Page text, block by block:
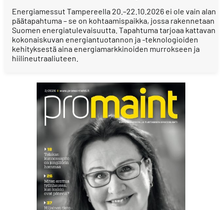
Energiamessut Tampereella 20.–22.10.2026 ei ole vain alan
päätapahtuma – se on kohtaamispaikka, jossa rakennetaan
Suomen energiatulevaisuutta. Tapahtuma tarjoaa kattavan
kokonaiskuvan energiantuotannon ja -teknologioiden
kehityksestä aina energiamarkkinoiden murrokseen ja
hiilineutraaliuteen.